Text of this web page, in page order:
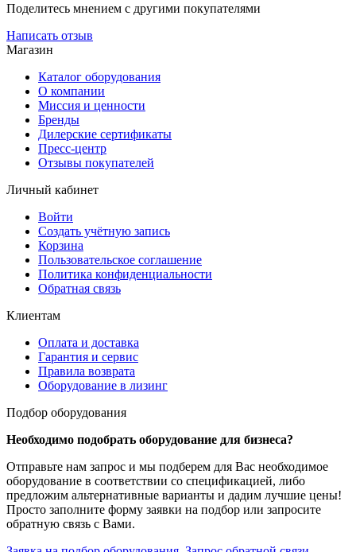
Поделитесь мнением с другими покупателями
Написать отзыв
Магазин
Каталог оборудования
О компании
Миссия и ценности
Бренды
Дилерские сертификаты
Пресс-центр
Отзывы покупателей
Личный кабинет
Войти
Создать учётную запись
Корзина
Пользовательское соглашение
Политика конфиденциальности
Обратная связь
Клиентам
Оплата и доставка
Гарантия и сервис
Правила возврата
Оборудование в лизинг
Подбор оборудования
Необходимо подобрать оборудование для бизнеса?
Отправьте нам запрос и мы подберем для Вас необходимое
оборудование в соответствии со спецификацией, либо
предложим альтернативные варианты и дадим лучшие цены!
Просто заполните форму заявки на подбор или запросите
обратную связь с Вами.